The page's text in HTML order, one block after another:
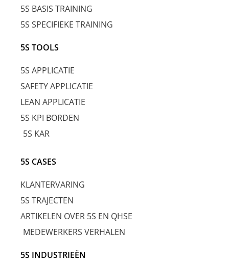
5S BASIS TRAINING
5S SPECIFIEKE TRAINING
5S TOOLS
5S APPLICATIE
SAFETY APPLICATIE
LEAN APPLICATIE
5S KPI BORDEN
5S KAR
5S CASES
KLANTERVARING
5S TRAJECTEN
ARTIKELEN OVER 5S EN QHSE
MEDEWERKERS VERHALEN
5S INDUSTRIEËN